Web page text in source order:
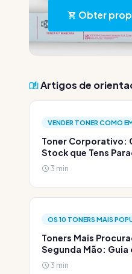
Obter
Artigos de
VENDER TONER COMO
Toner Corporativo:
Stock que Tens
3 min
OS 10 TONERS MAIS
Toners Mais
Segunda Mão: Guia
3 min